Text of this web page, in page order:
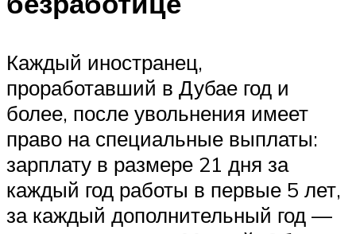
Каждый иностранец,
проработавший в Дубае год и
более, после увольнения имеет
право на специальные выплаты:
зарплату в размере 21 дня за
каждый год работы в первые 5 лет,
за каждый дополнительный год —